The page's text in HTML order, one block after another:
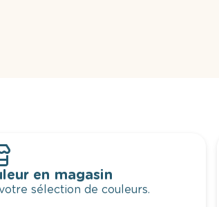
en magasin
sélection de couleurs.